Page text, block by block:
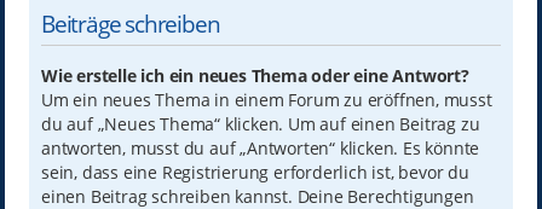
Beiträge schreiben
Wie erstelle ich ein neues Thema oder eine Antwort?
Um ein neues Thema in einem Forum zu eröffnen, musst
du auf „Neues Thema“ klicken. Um auf einen Beitrag zu
antworten, musst du auf „Antworten“ klicken. Es könnte
sein, dass eine Registrierung erforderlich ist, bevor du
einen Beitrag schreiben kannst. Deine Berechtigungen